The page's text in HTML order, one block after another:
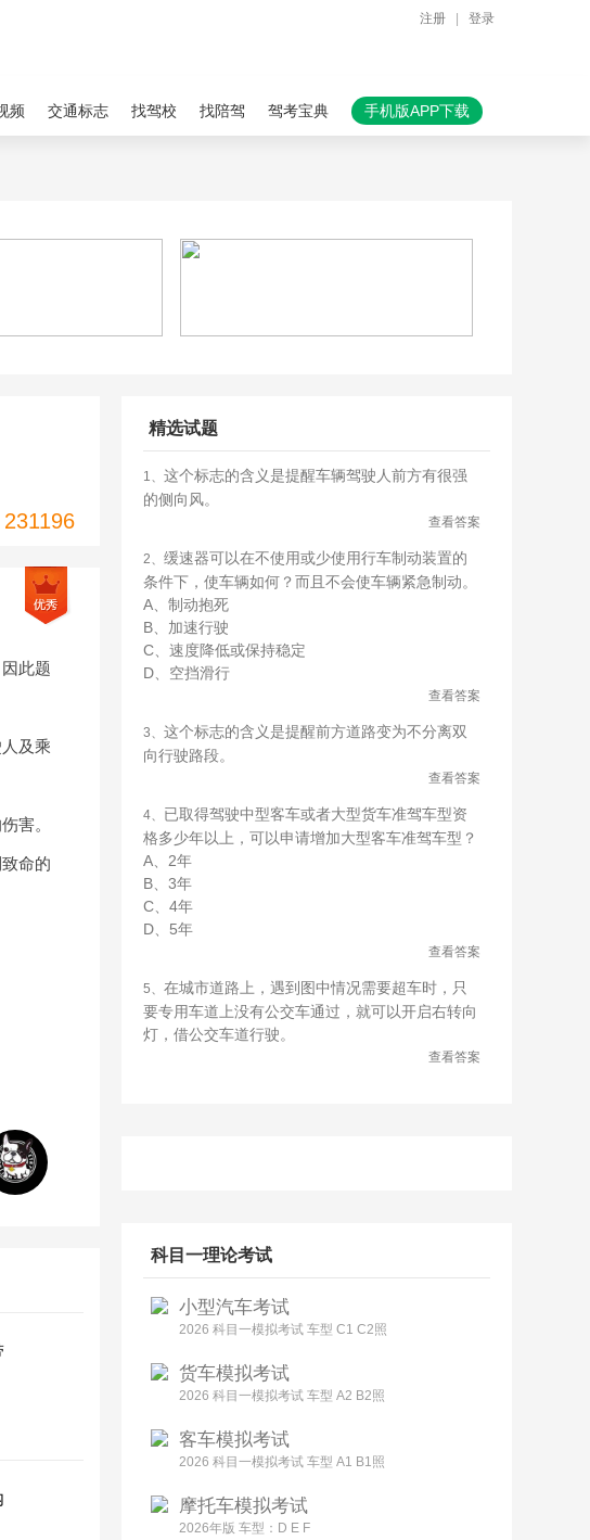
注册 登录
频 交通标志 找驾校 找陪驾 驾考宝典 手机版APP下载
231196
此题
及乘
害。
命的
精选试题
1、 这个标志的含义是提醒车辆驾驶人前方有很强
的侧向风。
查看答案
2、 缓速器可以在不使用或少使用行车制动装置的
条件下，使车辆如何？而且不会使车辆紧急制动。
A、制动抱死
B、加速行驶
C、速度降低或保持稳定
D、空挡滑行
查看答案
3、 这个标志的含义是提醒前方道路变为不分离双
向行驶路段。
查看答案
4、 已取得驾驶中型客车或者大型货车准驾车型资
格多少年以上，可以申请增加大型客车准驾车型？
A、2年
B、3年
C、4年
D、5年
查看答案
5、 在城市道路上，遇到图中情况需要超车时，只
要专用车道上没有公交车通过，就可以开启右转向
灯，借公交车道行驶。
查看答案
科目一理论考试
小型汽车考试
2026 科目一模拟考试 车型 C1 C2照
货车模拟考试
2026 科目一模拟考试 车型 A2 B2照
客车模拟考试
2026 科目一模拟考试 车型 A1 B1照
摩托车模拟考试
2026年版 车型：D E F